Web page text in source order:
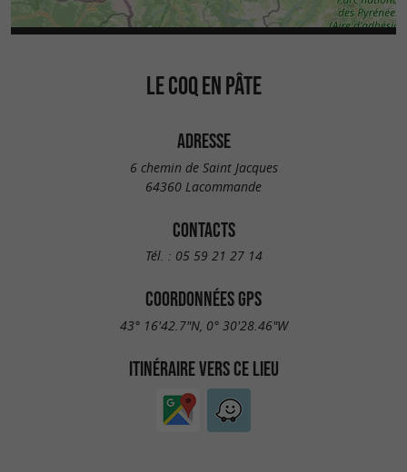
LE COQ EN PÂTE
ADRESSE
6 chemin de Saint Jacques
64360 Lacommande
CONTACTS
Tél. : 05 59 21 27 14
COORDONNÉES GPS
43° 16'42.7"N, 0° 30'28.46"W
ITINÉRAIRE VERS CE LIEU